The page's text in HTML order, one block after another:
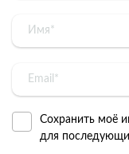
Сохранить моё
для